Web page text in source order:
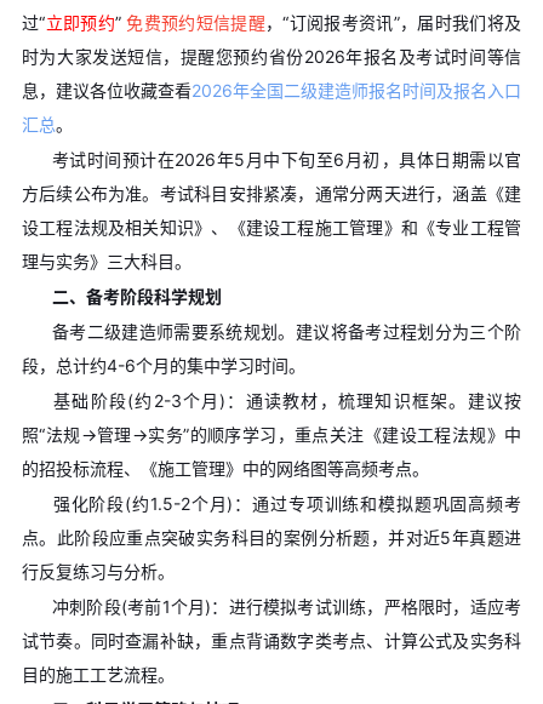
过“立即预约”免费预约短信提醒，“订阅报考资讯”，届时我们将及
时为大家发送短信，提醒您预约省份2026年报名及考试时间等信
息，建议各位收藏查看2026年全国二级建造师报名时间及报名入口
汇总。
考试时间预计在​​2026年5月中下旬至6月初​​，具体日期需以官
方后续公布为准。考试科目安排紧凑，通常分两天进行，涵盖《建
设工程法规及相关知识》、《建设工程施工管理》和《专业工程管
理与实务》三大科目。
二、备考阶段科学规划
备考二级建造师需要系统规划。建议将备考过程划分为三个阶
段，总计约​​4-6个月​​的集中学习时间。
​​基础阶段(约2-3个月)​​：通读教材，梳理知识框架。建议按
照“法规→管理→实务”的顺序学习，重点关注《建设工程法规》中
的招投标流程、《施工管理》中的网络图等高频考点。
​​强化阶段(约1.5-2个月)​​：通过专项训练和模拟题巩固高频考
点。此阶段应重点突破实务科目的案例分析题，并对近5年真题进
行反复练习与分析。
​​冲刺阶段(考前1个月)​​：进行模拟考试训练，严格限时，适应考
试节奏。同时查漏补缺，重点背诵数字类考点、计算公式及实务科
目的施工工艺流程。